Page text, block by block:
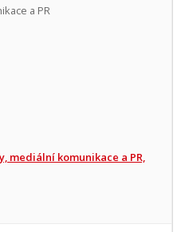
a PR
mediální komunikace a PR,